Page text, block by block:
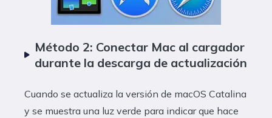
Método 2: Conectar Mac al cargador
durante la descarga de actualización
Cuando se actualiza la versión de macOS Catalina
y se muestra una luz verde para indicar que hace